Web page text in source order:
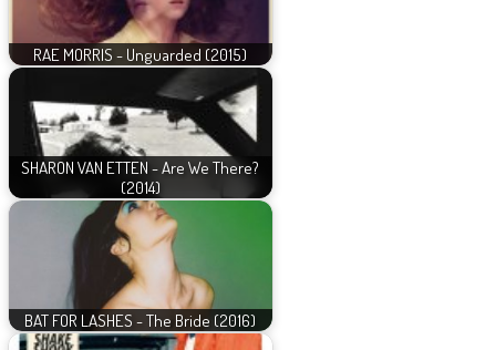
RAE MORRIS - Unguarded (2015)
SHARON VAN ETTEN - Are We There?
(2014)
BAT FOR LASHES - The Bride (2016)